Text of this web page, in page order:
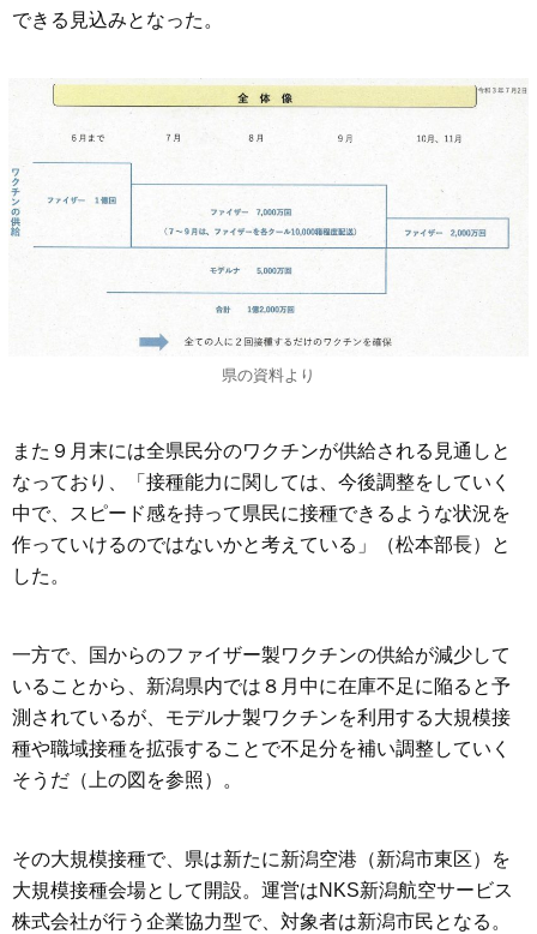
できる見込みとなった。
県の資料より
また９月末には全県民分のワクチンが供給される見通しと
なっており、「接種能力に関しては、今後調整をしていく
中で、スピード感を持って県民に接種できるような状況を
作っていけるのではないかと考えている」（松本部長）と
した。
一方で、国からのファイザー製ワクチンの供給が減少して
いることから、新潟県内では８月中に在庫不足に陥ると予
測されているが、モデルナ製ワクチンを利用する大規模接
種や職域接種を拡張することで不足分を補い調整していく
そうだ（上の図を参照）。
その大規模接種で、県は新たに新潟空港（新潟市東区）を
大規模接種会場として開設。運営はNKS新潟航空サービス
株式会社が行う企業協力型で、対象者は新潟市民となる。